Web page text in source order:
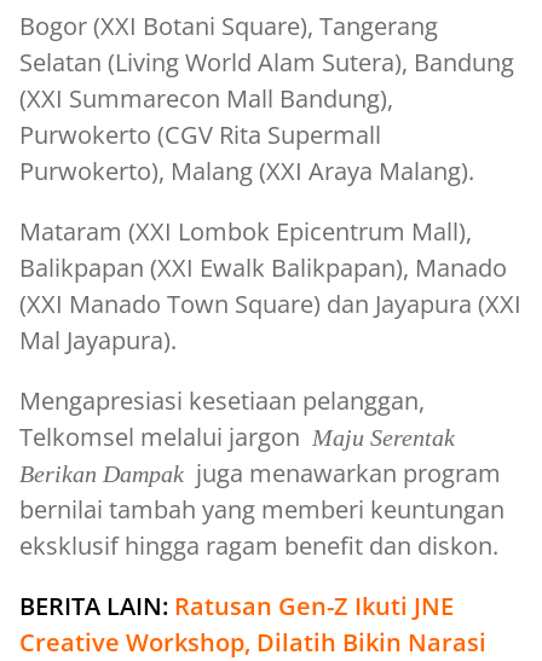
Bogor (XXI Botani Square), Tangerang
Selatan (Living World Alam Sutera), Bandung
(XXI Summarecon Mall Bandung),
Purwokerto (CGV Rita Supermall
Purwokerto), Malang (XXI Araya Malang).
Mataram (XXI Lombok Epicentrum Mall),
Balikpapan (XXI Ewalk Balikpapan), Manado
(XXI Manado Town Square) dan Jayapura (XXI
Mal Jayapura).
Mengapresiasi kesetiaan pelanggan,
Telkomsel melalui jargon Maju Serentak
Berikan Dampak juga menawarkan program
bernilai tambah yang memberi keuntungan
eksklusif hingga ragam benefit dan diskon.
BERITA LAIN: Ratusan Gen-Z Ikuti JNE
Creative Workshop, Dilatih Bikin Narasi